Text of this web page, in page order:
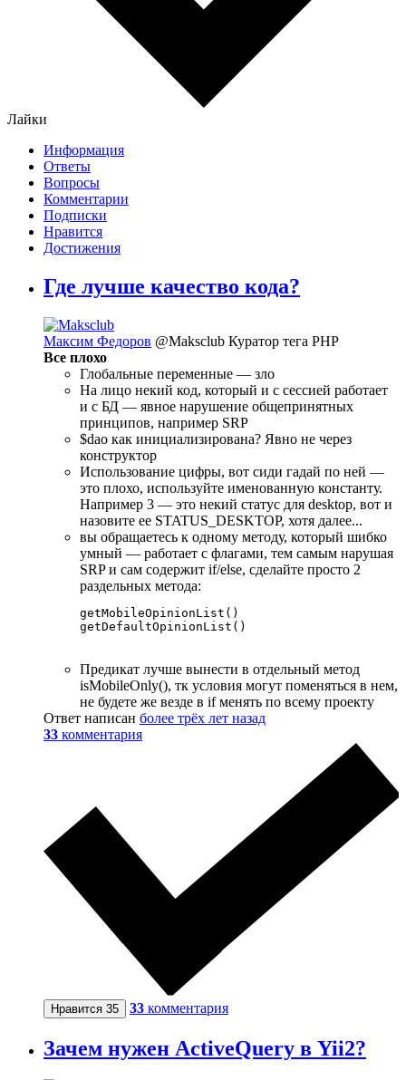
Лайки
Информация
Ответы
Вопросы
Комментарии
Подписки
Нравится
Достижения
Где лучше качество кода?
Максим Федоров @Maksclub Куратор тега PHP
Все плохо
Глобальные переменные — зло
На лицо некий код, который и с сессией работает
и с БД — явное нарушение общепринятных
принципов, например SRP
$dao как инициализирована? Явно не через
конструктор
Использование цифры, вот сиди гадай по ней —
это плохо, используйте именованную константу.
Например 3 — это некий статус для desktop, вот и
назовите ее STATUS_DESKTOP, хотя далее...
вы обращаетесь к одному методу, который шибко
умный — работает с флагами, тем самым нарушая
SRP и сам содержит if/else, сделайте просто 2
раздельных метода:
getMobileOpinionList()
getDefaultOpinionList()
Предикат лучше вынести в отдельный метод
isMobileOnly(), тк условия могут поменяться в нем,
не будете же везде в if менять по всему проекту
Ответ написан более трёх лет назад
33 комментария
Нравится 35 33 комментария
Зачем нужен ActiveQuery в Yii2?